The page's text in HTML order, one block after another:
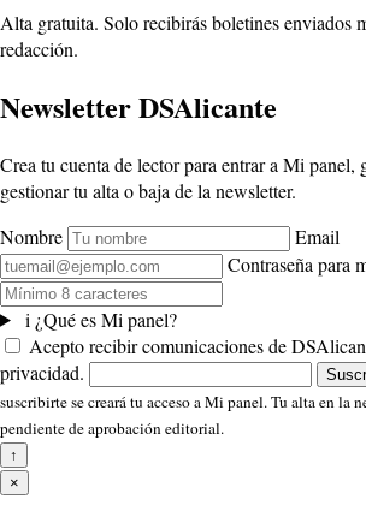
Alta gratuita. Solo recibirás boletines enviados
redacción.
Newsletter DSAlicante
Crea tu cuenta de lector para entrar a Mi panel,
gestionar tu alta o baja de la newsletter.
Nombre
Email
Contraseña para
i ¿Qué es Mi panel?
Acepto recibir comunicaciones de
privacidad.
suscribirte se creará tu acceso a Mi panel. Tu alta en la
pendiente de aprobación editorial.
↑
×